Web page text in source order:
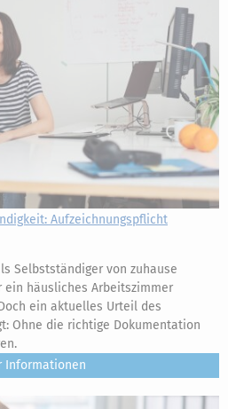
Aufzeichnungspflicht
Selbstständiger von zuhause
häusliches Arbeitszimmer
ein aktuelles Urteil des
Ohne die richtige Dokumentation